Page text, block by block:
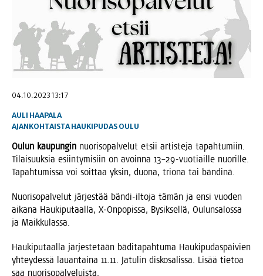
04.10.2023 13:17
AULI HAAPALA
AJANKOHTAISTA HAUKIPUDAS OULU
Oulun kau­pun­gin nuo­ri­so­pal­ve­lut etsii artis­te­ja tapah­tu­miin.
Tilai­suuk­sia esiin­ty­mi­siin on avoin­na 13–29-vuotiaille nuo­ril­le.
Tapah­tu­mis­sa voi soit­taa yksin, duo­na, trio­na tai bändinä.
Nuo­ri­so­pal­ve­lut jär­jes­tää bän­di-ilto­ja tämän ja ensi vuo­den
aika­na Hau­ki­pu­taal­la, X‑Onpopissa, Bysik­sel­lä, Oulun­sa­los­sa
ja Maikkulassa.
Hau­ki­pu­taal­la jär­jes­te­tään bädi­ta­pah­tu­ma Hau­ki­pu­das­päi­vien
yhtey­des­sä lau­an­tai­na 11.11. Jatu­lin dis­ko­sa­lis­sa. Lisää tie­toa
saa nuorisopalveluista.